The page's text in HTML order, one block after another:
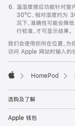
温湿度感应功能针对室
30ºC、相对湿度约为
况下，准确性可能会降
行校准，才可显示结果。
我们会使用你所在位置，为
访问 Apple 网站时输入的
HomePod
选购及了解
Apple 钱包